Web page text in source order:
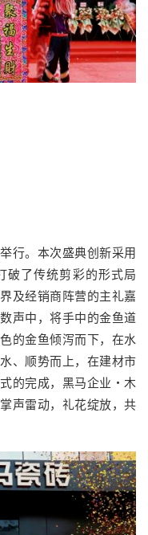
行。本次盛典创新采用
破了传统剪彩的形式局
及经销商阵营的主礼嘉
声中，将手中的金鱼道
的金鱼倾泻而下，在水
、顺势而上，在建材市
的完成，黑马企业・木
声雷动，礼花绽放，共